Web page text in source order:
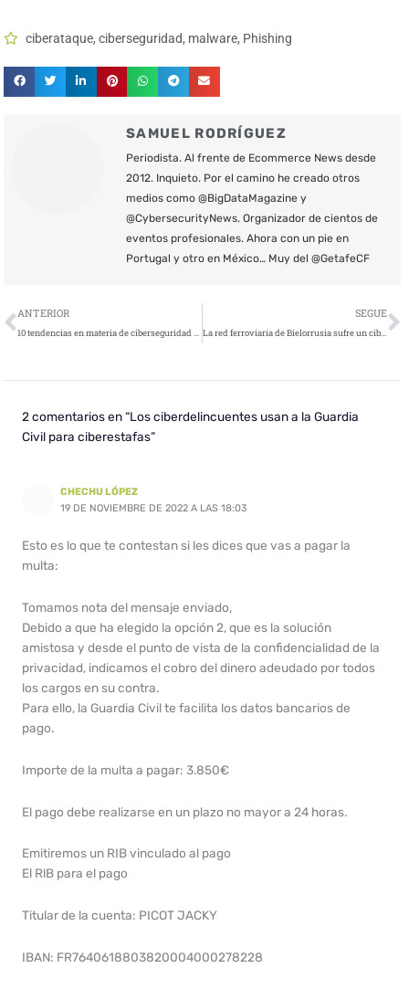
ciberataque,ciberseguridad, malware, Phishing
SAMUEL RODRÍGUEZ
Periodista. Al frente de Ecommerce News desde
2012. Inquieto. Por el camino he creado otros
medios como @BigDataMagazine y
@CybersecurityNews. Organizador de cientos de
eventos profesionales. Ahora con un pie en
Portugal y otro en México… Muy del @GetafeCF
Ant
ANTERIOR
10 tendencias en materia de ciberseguridad en 2022
SEGUE
La red ferroviaria de Bielorrusia sufre un ciberataque
2 comentarios en “Los ciberdelincuentes usan a la Guardia
Civil para ciberestafas”
CHECHU LÓPEZ
19 DE NOVIEMBRE DE 2022 A LAS 18:03
Esto es lo que te contestan si les dices que vas a pagar la
multa:
Tomamos nota del mensaje enviado,
Debido a que ha elegido la opción 2, que es la solución
amistosa y desde el punto de vista de la confidencialidad de la
privacidad, indicamos el cobro del dinero adeudado por todos
los cargos en su contra.
Para ello, la Guardia Civil te facilita los datos bancarios de
pago.
Importe de la multa a pagar: 3.850€
El pago debe realizarse en un plazo no mayor a 24 horas.
Emitiremos un RIB vinculado al pago
El RlB para el pago
Titular de la cuenta: PICOT JACKY
IBAN: FR7640618803820004000278228